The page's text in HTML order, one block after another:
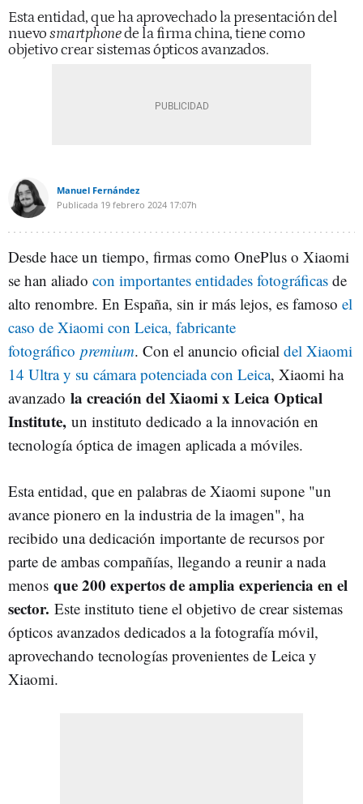
Esta entidad, que ha aprovechado la presentación del
nuevosmartphonede la firma china, tiene como
objetivo crear sistemas ópticos avanzados.
Manuel Fernández
Publicada 19 febrero 2024 17:07h
Desde hace un tiempo, firmas como OnePlus o Xiaomi
se han aliado con importantes entidades fotográficas de
alto renombre. En España, sin ir más lejos, es famoso el
caso de Xiaomi con Leica, fabricante
fotográfico premium. Con el anuncio oficial del Xiaomi
14 Ultra y su cámara potenciada con Leica, Xiaomi ha
avanzado la creación del Xiaomi x Leica Optical
Institute, un instituto dedicado a la innovación en
tecnología óptica de imagen aplicada a móviles.
Esta entidad, que en palabras de Xiaomi supone "un
avance pionero en la industria de la imagen", ha
recibido una dedicación importante de recursos por
parte de ambas compañías, llegando a reunir a nada
menos que 200 expertos de amplia experiencia en el
sector. Este instituto tiene el objetivo de crear sistemas
ópticos avanzados dedicados a la fotografía móvil,
aprovechando tecnologías provenientes de Leica y
Xiaomi.